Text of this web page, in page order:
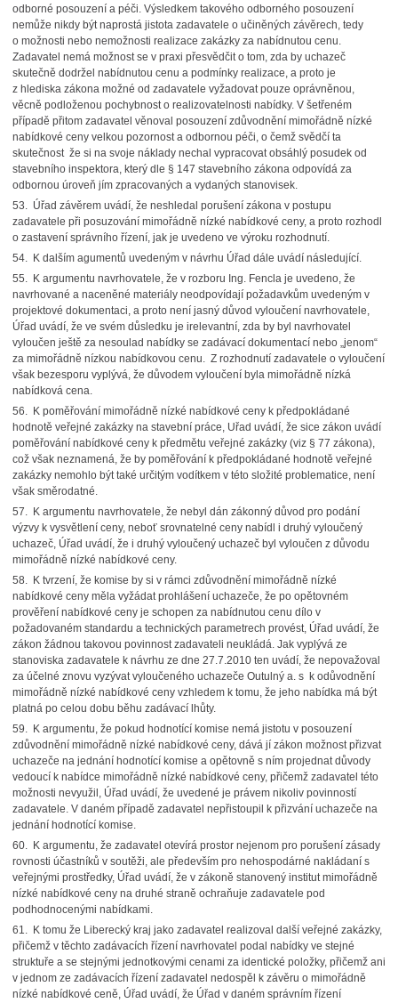
odborné posouzení a péči. Výsledkem takového odborného posouzení
nemůže nikdy být naprostá jistota zadavatele o učiněných závěrech, tedy
o možnosti nebo nemožnosti realizace zakázky za nabídnutou cenu.
Zadavatel nemá možnost se v praxi přesvědčit o tom, zda by uchazeč
skutečně dodržel nabídnutou cenu a podmínky realizace, a proto je
z hlediska zákona možné od zadavatele vyžadovat pouze oprávněnou,
věcně podloženou pochybnost o realizovatelnosti nabídky. V šetřeném
případě přitom zadavatel věnoval posouzení zdůvodnění mimořádně nízké
nabídkové ceny velkou pozornost a odbornou péči, o čemž svědčí ta
skutečnost že si na svoje náklady nechal vypracovat obsáhlý posudek od
stavebního inspektora, který dle § 147 stavebního zákona odpovídá za
odbornou úroveň jím zpracovaných a vydaných stanovisek.
53. Úřad závěrem uvádí, že neshledal porušení zákona v postupu
zadavatele při posuzování mimořádně nízké nabídkové ceny, a proto rozhodl
o zastavení správního řízení, jak je uvedeno ve výroku rozhodnutí.
54. K dalším agumentů uvedeným v návrhu Úřad dále uvádí následující.
55. K argumentu navrhovatele, že v rozboru Ing. Fencla je uvedeno, že
navrhované a naceněné materiály neodpovídají požadavkům uvedeným v
projektové dokumentaci, a proto není jasný důvod vyloučení navrhovatele,
Úřad uvádí, že ve svém důsledku je irelevantní, zda by byl navrhovatel
vyloučen ještě za nesoulad nabídky se zadávací dokumentací nebo „jenom“
za mimořádně nízkou nabídkovou cenu. Z rozhodnutí zadavatele o vyloučení
však bezesporu vyplývá, že důvodem vyloučení byla mimořádně nízká
nabídková cena.
56. K poměřování mimořádně nízké nabídkové ceny k předpokládané
hodnotě veřejné zakázky na stavební práce, Uřad uvádí, že sice zákon uvádí
poměřování nabídkové ceny k předmětu veřejné zakázky (viz § 77 zákona),
což však neznamená, že by poměřování k předpokládané hodnotě veřejné
zakázky nemohlo být také určitým vodítkem v této složité problematice, není
však směrodatné.
57. K argumentu navrhovatele, že nebyl dán zákonný důvod pro podání
výzvy k vysvětlení ceny, neboť srovnatelné ceny nabídl i druhý vyloučený
uchazeč, Úřad uvádí, že i druhý vyloučený uchazeč byl vyloučen z důvodu
mimořádně nízké nabídkové ceny.
58. K tvrzení, že komise by si v rámci zdůvodnění mimořádně nízké
nabídkové ceny měla vyžádat prohlášení uchazeče, že po opětovném
prověření nabídkové ceny je schopen za nabídnutou cenu dílo v
požadovaném standardu a technických parametrech provést, Úřad uvádí, že
zákon žádnou takovou povinnost zadavateli neukládá. Jak vyplývá ze
stanoviska zadavatele k návrhu ze dne 27.7.2010 ten uvádí, že nepovažoval
za účelné znovu vyzývat vyloučeného uchazeče Outulný a. s k odůvodnění
mimořádně nízké nabídkové ceny vzhledem k tomu, že jeho nabídka má být
platná po celou dobu běhu zadávací lhůty.
59. K argumentu, že pokud hodnotící komise nemá jistotu v posouzení
zdůvodnění mimořádně nízké nabídkové ceny, dává jí zákon možnost přizvat
uchazeče na jednání hodnotící komise a opětovně s ním projednat důvody
vedoucí k nabídce mimořádně nízké nabídkové ceny, přičemž zadavatel této
možnosti nevyužil, Úřad uvádí, že uvedené je právem nikoliv povinností
zadavatele. V daném případě zadavatel nepřistoupil k přizvání uchazeče na
jednání hodnotící komise.
60. K argumentu, že zadavatel otevírá prostor nejenom pro porušení zásady
rovnosti účastníků v soutěži, ale především pro nehospodárné nakládaní s
veřejnými prostředky, Úřad uvádí, že v zákoně stanovený institut mimořádně
nízké nabídkové ceny na druhé straně ochraňuje zadavatele pod
podhodnocenými nabídkami.
61. K tomu že Liberecký kraj jako zadavatel realizoval další veřejné zakázky,
přičemž v těchto zadávacích řízení navrhovatel podal nabídky ve stejné
struktuře a se stejnými jednotkovými cenami za identické položky, přičemž ani
v jednom ze zadávacích řízení zadavatel nedospěl k závěru o mimořádně
nízké nabídkové ceně, Úřad uvádí, že Úřad v daném správním řízení